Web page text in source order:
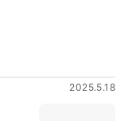
2025.5.18